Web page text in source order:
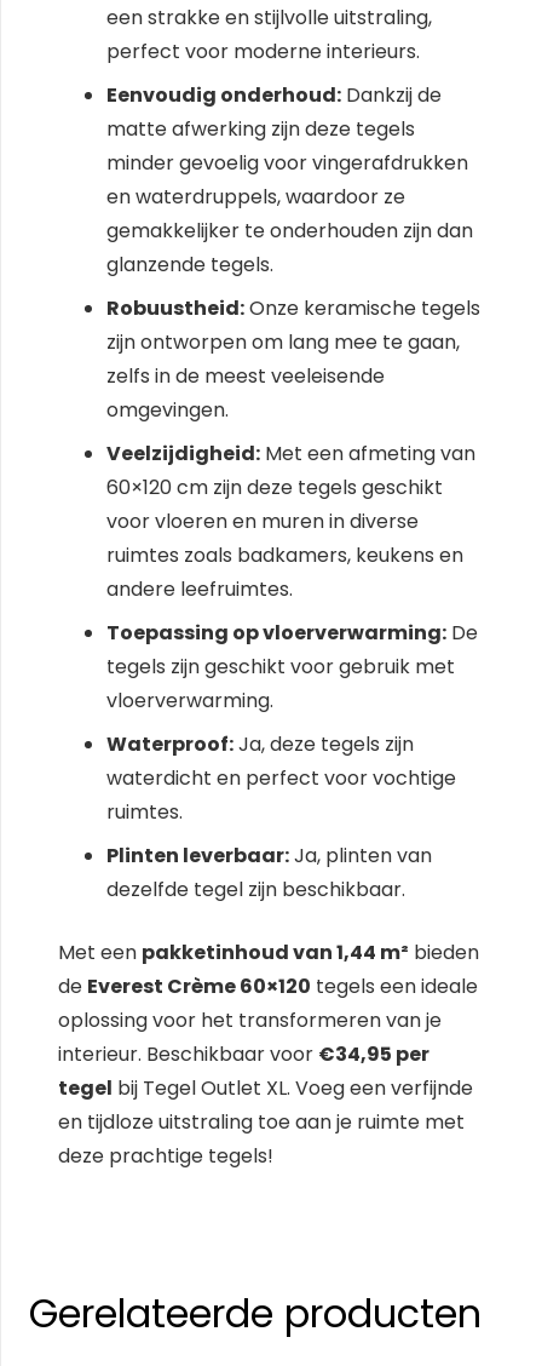
een strakke en stijlvolle uitstraling,
perfect voor moderne interieurs.
Eenvoudig onderhoud: Dankzij de
matte afwerking zijn deze tegels
minder gevoelig voor vingerafdrukken
en waterdruppels, waardoor ze
gemakkelijker te onderhouden zijn dan
glanzende tegels.
Robuustheid:Onze keramische tegels
zijn ontworpen om lang mee te gaan,
zelfs in de meest veeleisende
omgevingen.
Veelzijdigheid: Met een afmeting van
60×120 cm zijn deze tegels geschikt
voor vloeren en muren in diverse
ruimtes zoals badkamers, keukens en
andere leefruimtes.
Toepassing op vloerverwarming: De
tegels zijn geschikt voor gebruik met
vloerverwarming.
Waterproof:Ja, deze tegels zijn
waterdicht en perfect voor vochtige
ruimtes.
Plinten leverbaar:Ja, plinten van
dezelfde tegel zijn beschikbaar.
Met een pakketinhoud van 1,44 m² bieden
de Everest Crème 60×120 tegels een ideale
oplossing voor het transformeren van je
interieur. Beschikbaar voor €34,95 per
tegel bij Tegel Outlet XL. Voeg een verfijnde
en tijdloze uitstraling toe aan je ruimte met
deze prachtige tegels!
Gerelateerde producten